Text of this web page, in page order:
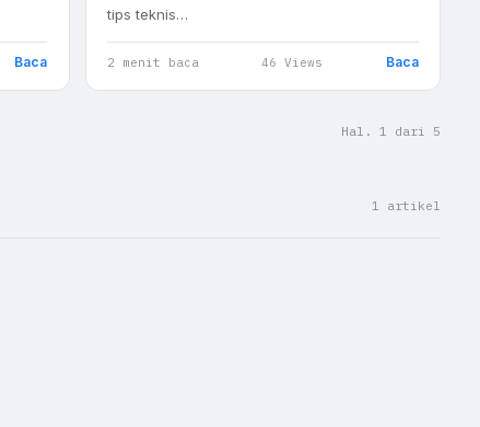
Baca
tips teknis…
2 menit baca 46 Views Baca
Hal. 1 dari 5
1 artikel